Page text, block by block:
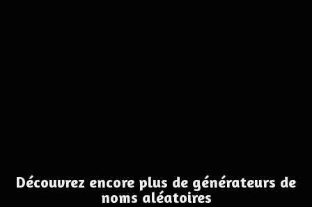
Découvrez encore plus de générateurs de
noms aléatoires